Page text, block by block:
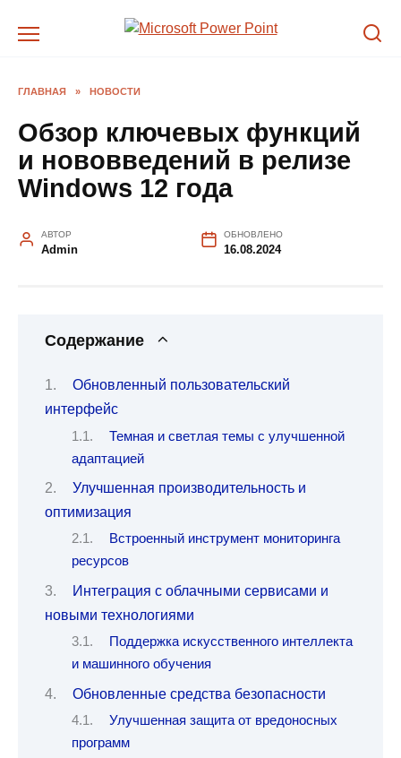
ГЛАВНАЯ » НОВОСТИ
Обзор ключевых функций
и нововведений в релизе
Windows 12 года
АВТОР
Admin
ОБНОВЛЕНО
16.08.2024
Содержание
Обновленный пользовательский
интерфейс
Темная и светлая темы с улучшенной
адаптацией
Улучшенная производительность и
оптимизация
Встроенный инструмент мониторинга
ресурсов
Интеграция с облачными сервисами и
новыми технологиями
Поддержка искусственного интеллекта
и машинного обучения
Обновленные средства безопасности
Улучшенная защита от вредоносных
программ